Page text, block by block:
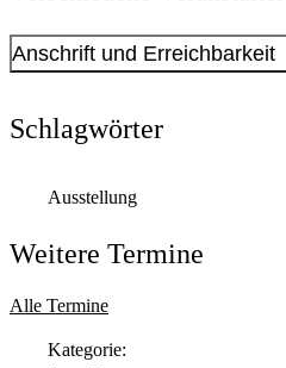
Anschrift und Erreichbarkeit
Schlagwörter
Ausstellung
Weitere Termine
Alle Termine
Kategorie: